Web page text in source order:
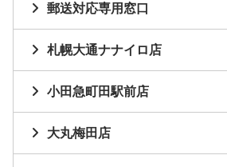
郵送対応専用窓口
札幌大通ナナイロ店
小田急町田駅前店
大丸梅田店